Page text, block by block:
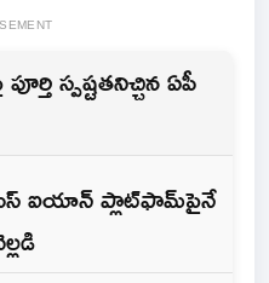
స్పష్టతనిచ్చిన ఏపీ
ఐయాన్ ప్లాట్‌ఫామ్‌పైనే